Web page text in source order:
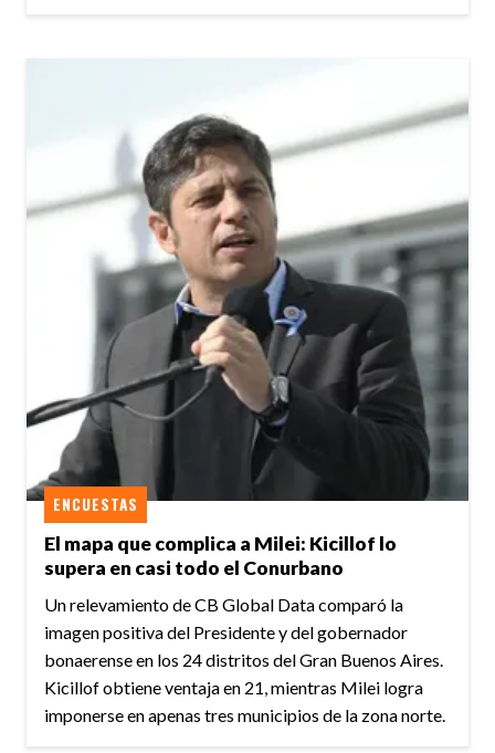
El mapa que complica a Milei: Kicillof lo
supera en casi todo el Conurbano
ENCUESTAS
Un relevamiento de CB Global Data comparó la
imagen positiva del Presidente y del gobernador
bonaerense en los 24 distritos del Gran Buenos Aires.
Kicillof obtiene ventaja en 21, mientras Milei logra
imponerse en apenas tres municipios de la zona norte.